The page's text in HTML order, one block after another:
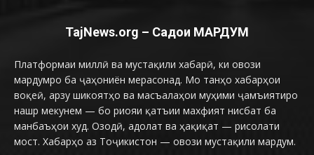
TajNews.org – Садои МАРДУМ
Платформаи миллӣ ва мустақили хабарӣ, ки овози
мардумро ба ҷаҳониён мерасонад. Мо танҳо хабарҳои
воқеӣ, арзу шикоятҳо ва масъалаҳои муҳими ҷамъиятиро
нашр мекунем — бо риояи қатъии махфият нисбат ба
манбаъҳои худ. Озодӣ, адолат ва ҳақиқат — рисолати
мост. Хабарҳо аз Тоҷикистон — овози мустақили мардум.